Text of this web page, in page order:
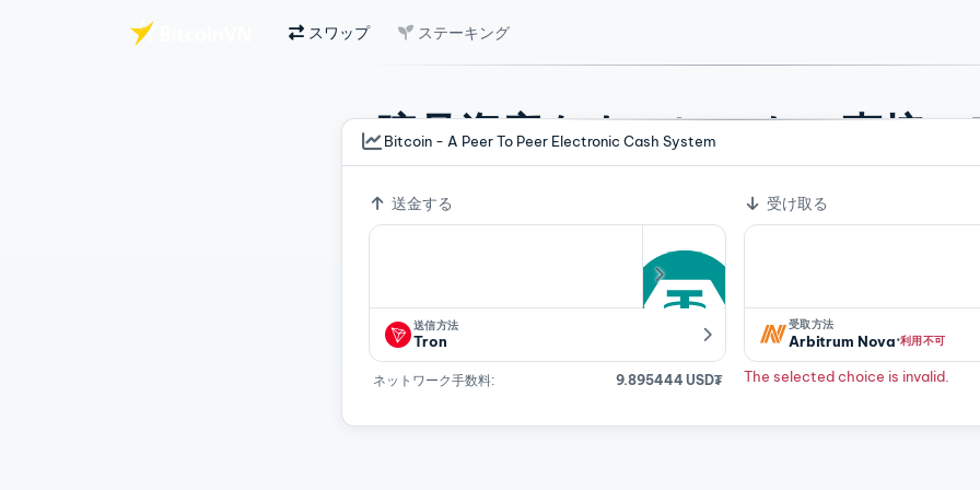
スワップ ステーキング
暗号資産をウォレットへ直接
為替レート
Bitcoin - A Peer To Peer Electronic Cash System
送金する
送信方法
Tron
ネットワーク手数料: 9.895444 USD₮
受け取る
受取方法
Arbitrum Nova·利用不可
The selected choice is invalid.